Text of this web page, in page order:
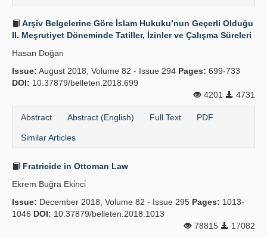
Arşiv Belgelerine Göre İslam Hukuku’nun Geçerli Olduğu
II. Meşrutiyet Döneminde Tatiller, İzinler ve Çalışma Süreleri
Hasan Doğan
Issue: August 2018, Volume 82 - Issue 294 Pages: 699-733
DOI: 10.37879/belleten.2018.699
4201
4731
Abstract Abstract (English) Full Text PDF
Similar Articles
Fratricide in Ottoman Law
Ekrem Buğra Eki̇nci̇
Issue: December 2018, Volume 82 - Issue 295 Pages: 1013-
1046 DOI: 10.37879/belleten.2018.1013
78815
17082